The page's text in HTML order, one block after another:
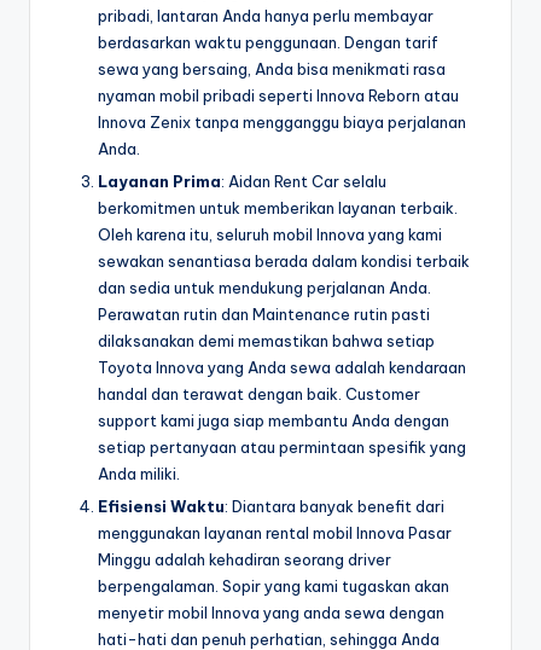
pribadi, lantaran Anda hanya perlu membayar
berdasarkan waktu penggunaan. Dengan tarif
sewa yang bersaing, Anda bisa menikmati rasa
nyaman mobil pribadi seperti Innova Reborn atau
Innova Zenix tanpa mengganggu biaya perjalanan
Anda.
Layanan Prima: Aidan Rent Car selalu
berkomitmen untuk memberikan layanan terbaik.
Oleh karena itu, seluruh mobil Innova yang kami
sewakan senantiasa berada dalam kondisi terbaik
dan sedia untuk mendukung perjalanan Anda.
Perawatan rutin dan Maintenance rutin pasti
dilaksanakan demi memastikan bahwa setiap
Toyota Innova yang Anda sewa adalah kendaraan
handal dan terawat dengan baik. Customer
support kami juga siap membantu Anda dengan
setiap pertanyaan atau permintaan spesifik yang
Anda miliki.
Efisiensi Waktu: Diantara banyak benefit dari
menggunakan layanan rental mobil Innova Pasar
Minggu adalah kehadiran seorang driver
berpengalaman. Sopir yang kami tugaskan akan
menyetir mobil Innova yang anda sewa dengan
hati-hati dan penuh perhatian, sehingga Anda